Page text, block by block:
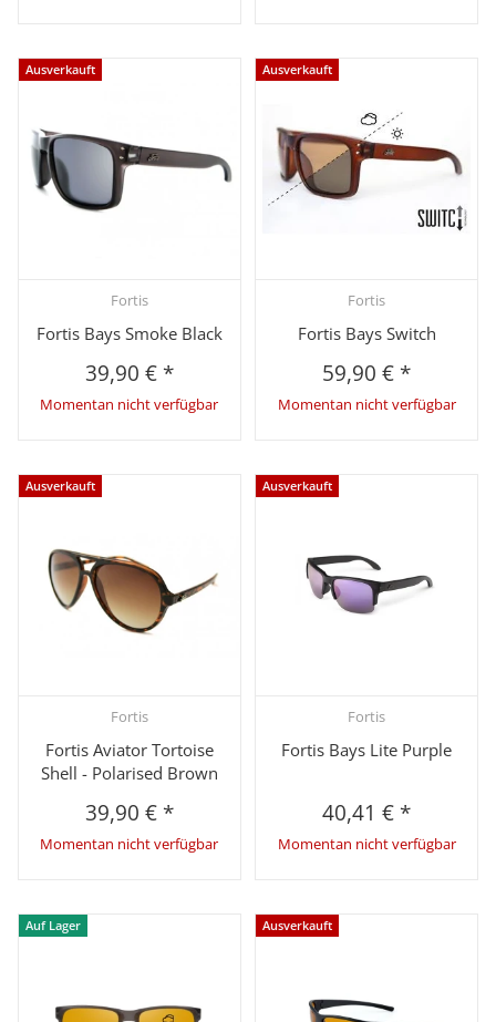
Ausverkauft
Fortis
Fortis Bays Smoke Black
39,90 € *
Momentan nicht verfügbar
Ausverkauft
Fortis
Fortis Bays Switch
59,90 € *
Momentan nicht verfügbar
Ausverkauft
Fortis
Fortis Aviator Tortoise
Shell - Polarised Brown
39,90 € *
Momentan nicht verfügbar
Ausverkauft
Fortis
Fortis Bays Lite Purple
40,41 € *
Momentan nicht verfügbar
Auf Lager Ausverkauft